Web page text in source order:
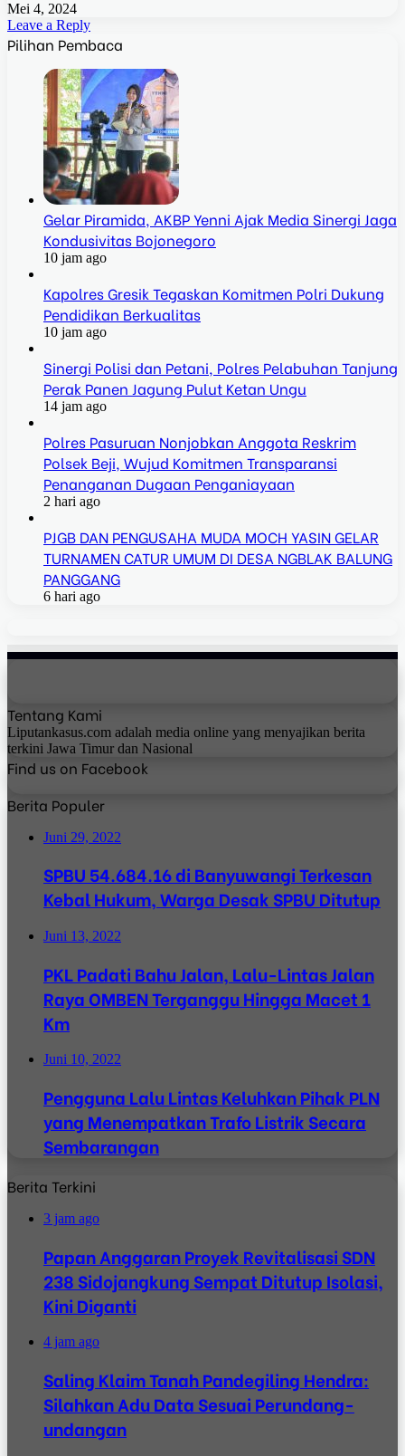
Mei 4, 2024
Leave a Reply
Pilihan Pembaca
Gelar Piramida, AKBP Yenni Ajak Media Sinergi Jaga
Kondusivitas Bojonegoro
10 jam ago
Kapolres Gresik Tegaskan Komitmen Polri Dukung
Pendidikan Berkualitas
10 jam ago
Sinergi Polisi dan Petani, Polres Pelabuhan Tanjung
Perak Panen Jagung Pulut Ketan Ungu
14 jam ago
Polres Pasuruan Nonjobkan Anggota Reskrim
Polsek Beji, Wujud Komitmen Transparansi
Penanganan Dugaan Penganiayaan
2 hari ago
PJGB DAN PENGUSAHA MUDA MOCH YASIN GELAR
TURNAMEN CATUR UMUM DI DESA NGBLAK BALUNG
PANGGANG
6 hari ago
Tentang Kami
Liputankasus.com adalah media online yang menyajikan berita
terkini Jawa Timur dan Nasional
Find us on Facebook
Berita Populer
Juni 29, 2022
SPBU 54.684.16 di Banyuwangi Terkesan
Kebal Hukum, Warga Desak SPBU Ditutup
Juni 13, 2022
PKL Padati Bahu Jalan, Lalu-Lintas Jalan
Raya OMBEN Terganggu Hingga Macet 1
Km
Juni 10, 2022
Pengguna Lalu Lintas Keluhkan Pihak PLN
yang Menempatkan Trafo Listrik Secara
Sembarangan
Berita Terkini
3 jam ago
Papan Anggaran Proyek Revitalisasi SDN
238 Sidojangkung Sempat Ditutup Isolasi,
Kini Diganti
4 jam ago
Saling Klaim Tanah Pandegiling Hendra:
Silahkan Adu Data Sesuai Perundang-
undangan